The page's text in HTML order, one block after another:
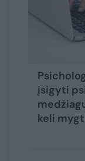
įsigyti
keli